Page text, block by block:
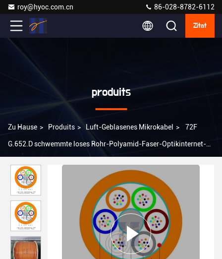
roy@hyoc.com.cn 86-028-8782-6112
Zitat
produits
Zu Hause > Produits > Luft-Geblasenes Mikrokabel > 72F
G.652.D schwemmte loses Rohr-Polyamid-Faser-Optikinternet-